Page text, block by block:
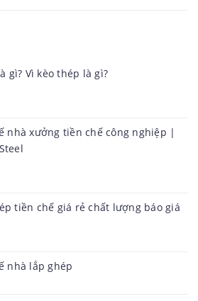
gì? Vì kèo thép là gì?
nhà xưởng tiền chế công nghiệp |
tiền chế giá rẻ chất lượng báo giá
nhà lắp ghép